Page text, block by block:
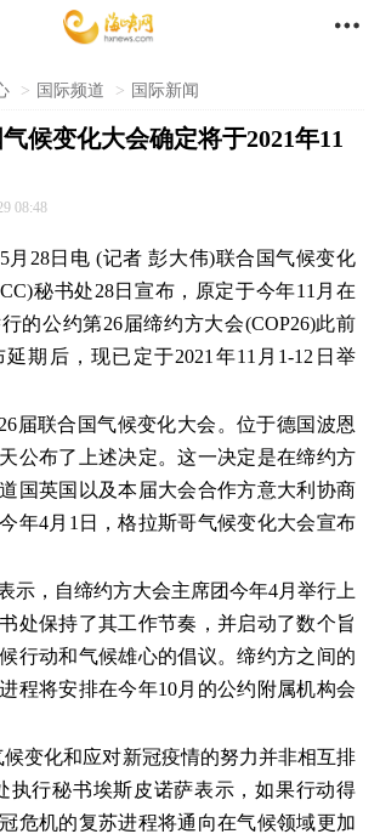

> 国际频道 > 国际新闻
候变化大会确定将于2021年11
08:48
月28日电 (记者 彭大伟)联合国气候变化
秘书处28日宣布，原定于今年11月在
的公约第26届缔约方大会(COP26)此前
期后，现已定于2021年11月1-12日举
届联合国气候变化大会。位于德国波恩
公布了上述决定。这一决定是在缔约方
国英国以及本届大会合作方意大利协商
年4月1日，格拉斯哥气候变化大会宣布
示，自缔约方大会主席团今年4月举行上
处保持了其工作节奏，并启动了数个旨
行动和气候雄心的倡议。缔约方之间的
程将安排在今年10月的公约附属机构会
候变化和应对新冠疫情的努力并非相互排
执行秘书埃斯皮诺萨表示，如果行动得
危机的复苏进程将通向在气候领域更加